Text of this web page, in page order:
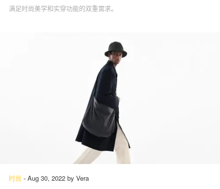
满足时尚美学和实穿功能的双重需求。
时尚 - Aug 30, 2022 by Vera